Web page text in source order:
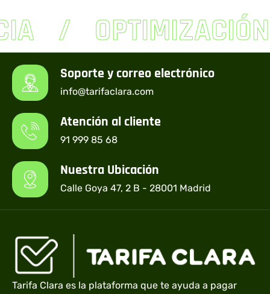
OPTIMIZACIÓN
Soporte y correo electrónico
info@tarifaclara.com
Atención al cliente
91 999 85 68
Nuestra Ubicación
Calle Goya 47, 2 B - 28001 Madrid
Tarifa Clara es la plataforma que te ayuda a pagar